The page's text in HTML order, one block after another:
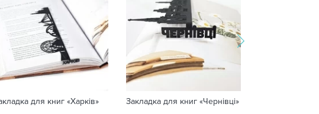
для книг «Харків» Закладка для книг «Чернівці»